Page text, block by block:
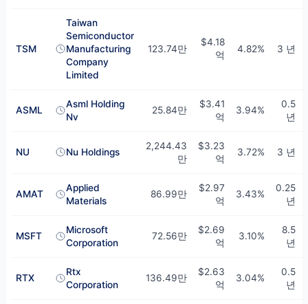
TSM
Taiwan
Semiconductor
Manufacturing
Company
Limited
123.74만
$4.18
억
4.82% 3 년
ASML
Asml Holding
Nv
25.84만
$3.41
억
3.94%
0.5
년
NU Nu Holdings
2,244.43
만
$3.23
억
3.72% 3 년
AMAT
Applied
Materials
86.99만
$2.97
억
3.43%
0.25
년
MSFT
Microsoft
Corporation
72.56만
$2.69
억
3.10%
8.5
년
RTX
Rtx
Corporation
136.49만
$2.63
억
3.04%
0.5
년